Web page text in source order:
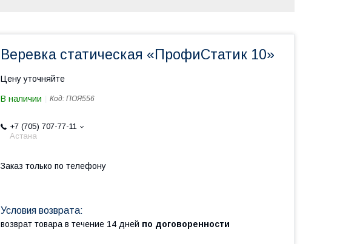
Веревка статическая «ПрофиСтатик 10»
Цену уточняйте
В наличии Код: ПОЯ556
+7 (705) 707-77-11
Астана
Заказ только по телефону
возврат товара в течение 14 дней по договоренности